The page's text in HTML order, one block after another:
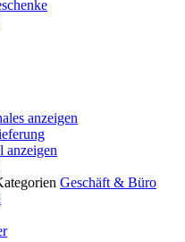
anzeigen
Geschäft & Büro